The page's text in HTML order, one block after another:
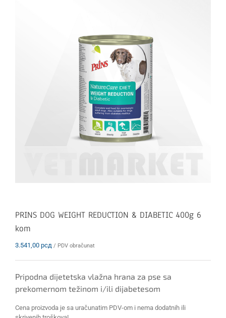
PRINS DOG WEIGHT REDUCTION & DIABETIC 400g 6
kom
3.541,00 рсд / PDV obračunat
Pripodna dijetetska vlažna hrana za pse sa
prekomernom težinom i/ili dijabetesom
Cena proizvoda je sa uračunatim PDV-om i nema dodatnih ili